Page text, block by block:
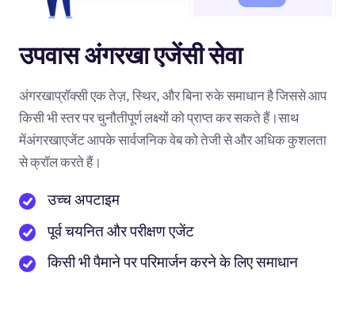
उपवास अंगरखा एजेंसी सेवा
अंगरखाप्रॉक्सी एक तेज़, स्थिर, और बिना रुके समाधान है जिससे आप
किसी भी स्तर पर चुनौतीपूर्ण लक्ष्यों को प्राप्त कर सकते हैं।साथ
मेंअंगरखाएजेंट आपके सार्वजनिक वेब को तेजी से और अधिक कुशलता
से क्रॉल करते हैं।
उच्च अपटाइम
पूर्व चयनित और परीक्षण एजेंट
किसी भी पैमाने पर परिमार्जन करने के लिए समाधान